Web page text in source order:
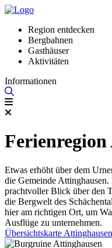
Region entdecken
Bergbahnen
Gasthäuser
Aktivitäten
Informationen
Etwas erhöht über dem
die Gemeinde
prachtvoller Blick über den
die Bergwelt des
hier am richtigen Ort, um
Ausflüge zu unternehmen.
Übersichtskarte